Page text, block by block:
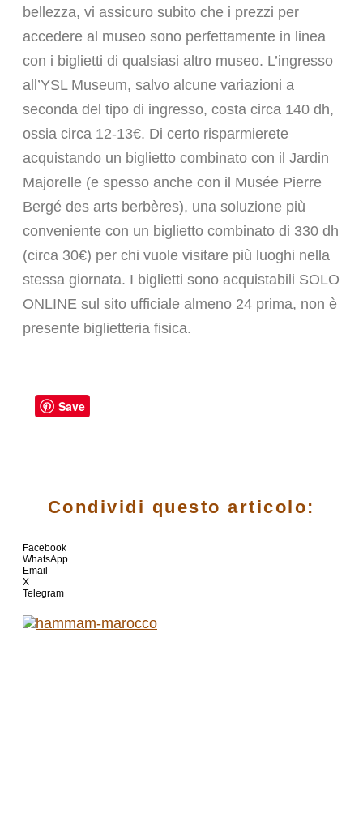
bellezza, vi assicuro subito che i prezzi per
accedere al museo sono perfettamente in linea
con i biglietti di qualsiasi altro museo. L’ingresso
all’YSL Museum, salvo alcune variazioni a
seconda del tipo di ingresso, costa circa 140 dh,
ossia circa 12-13€. Di certo risparmierete
acquistando un biglietto combinato con il Jardin
Majorelle (e spesso anche con il Musée Pierre
Bergé des arts berbères), una soluzione più
conveniente con un biglietto combinato di 330 dh
(circa 30€) per chi vuole visitare più luoghi nella
stessa giornata. I biglietti sono acquistabili SOLO
ONLINE sul sito ufficiale almeno 24 prima, non è
presente biglietteria fisica.
Save
Condividi questo articolo:
Facebook
WhatsApp
Email
X
Telegram